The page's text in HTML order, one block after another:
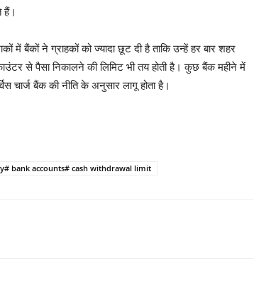
हैं।
में बैंकों ने ग्राहकों को ज्यादा छूट दी है ताकि उन्हें हर बार शहर
से पैसा निकालने की लिमिट भी तय होती है। कुछ बैंक महीने में
चार्ज बैंक की नीति के अनुसार लागू होता है।
bank accounts# cash withdrawal limit